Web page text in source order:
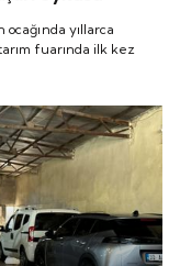
yıllarca
fuarında ilk kez